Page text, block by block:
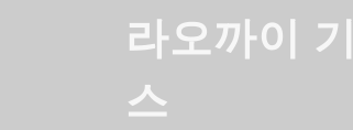
라오까이
스